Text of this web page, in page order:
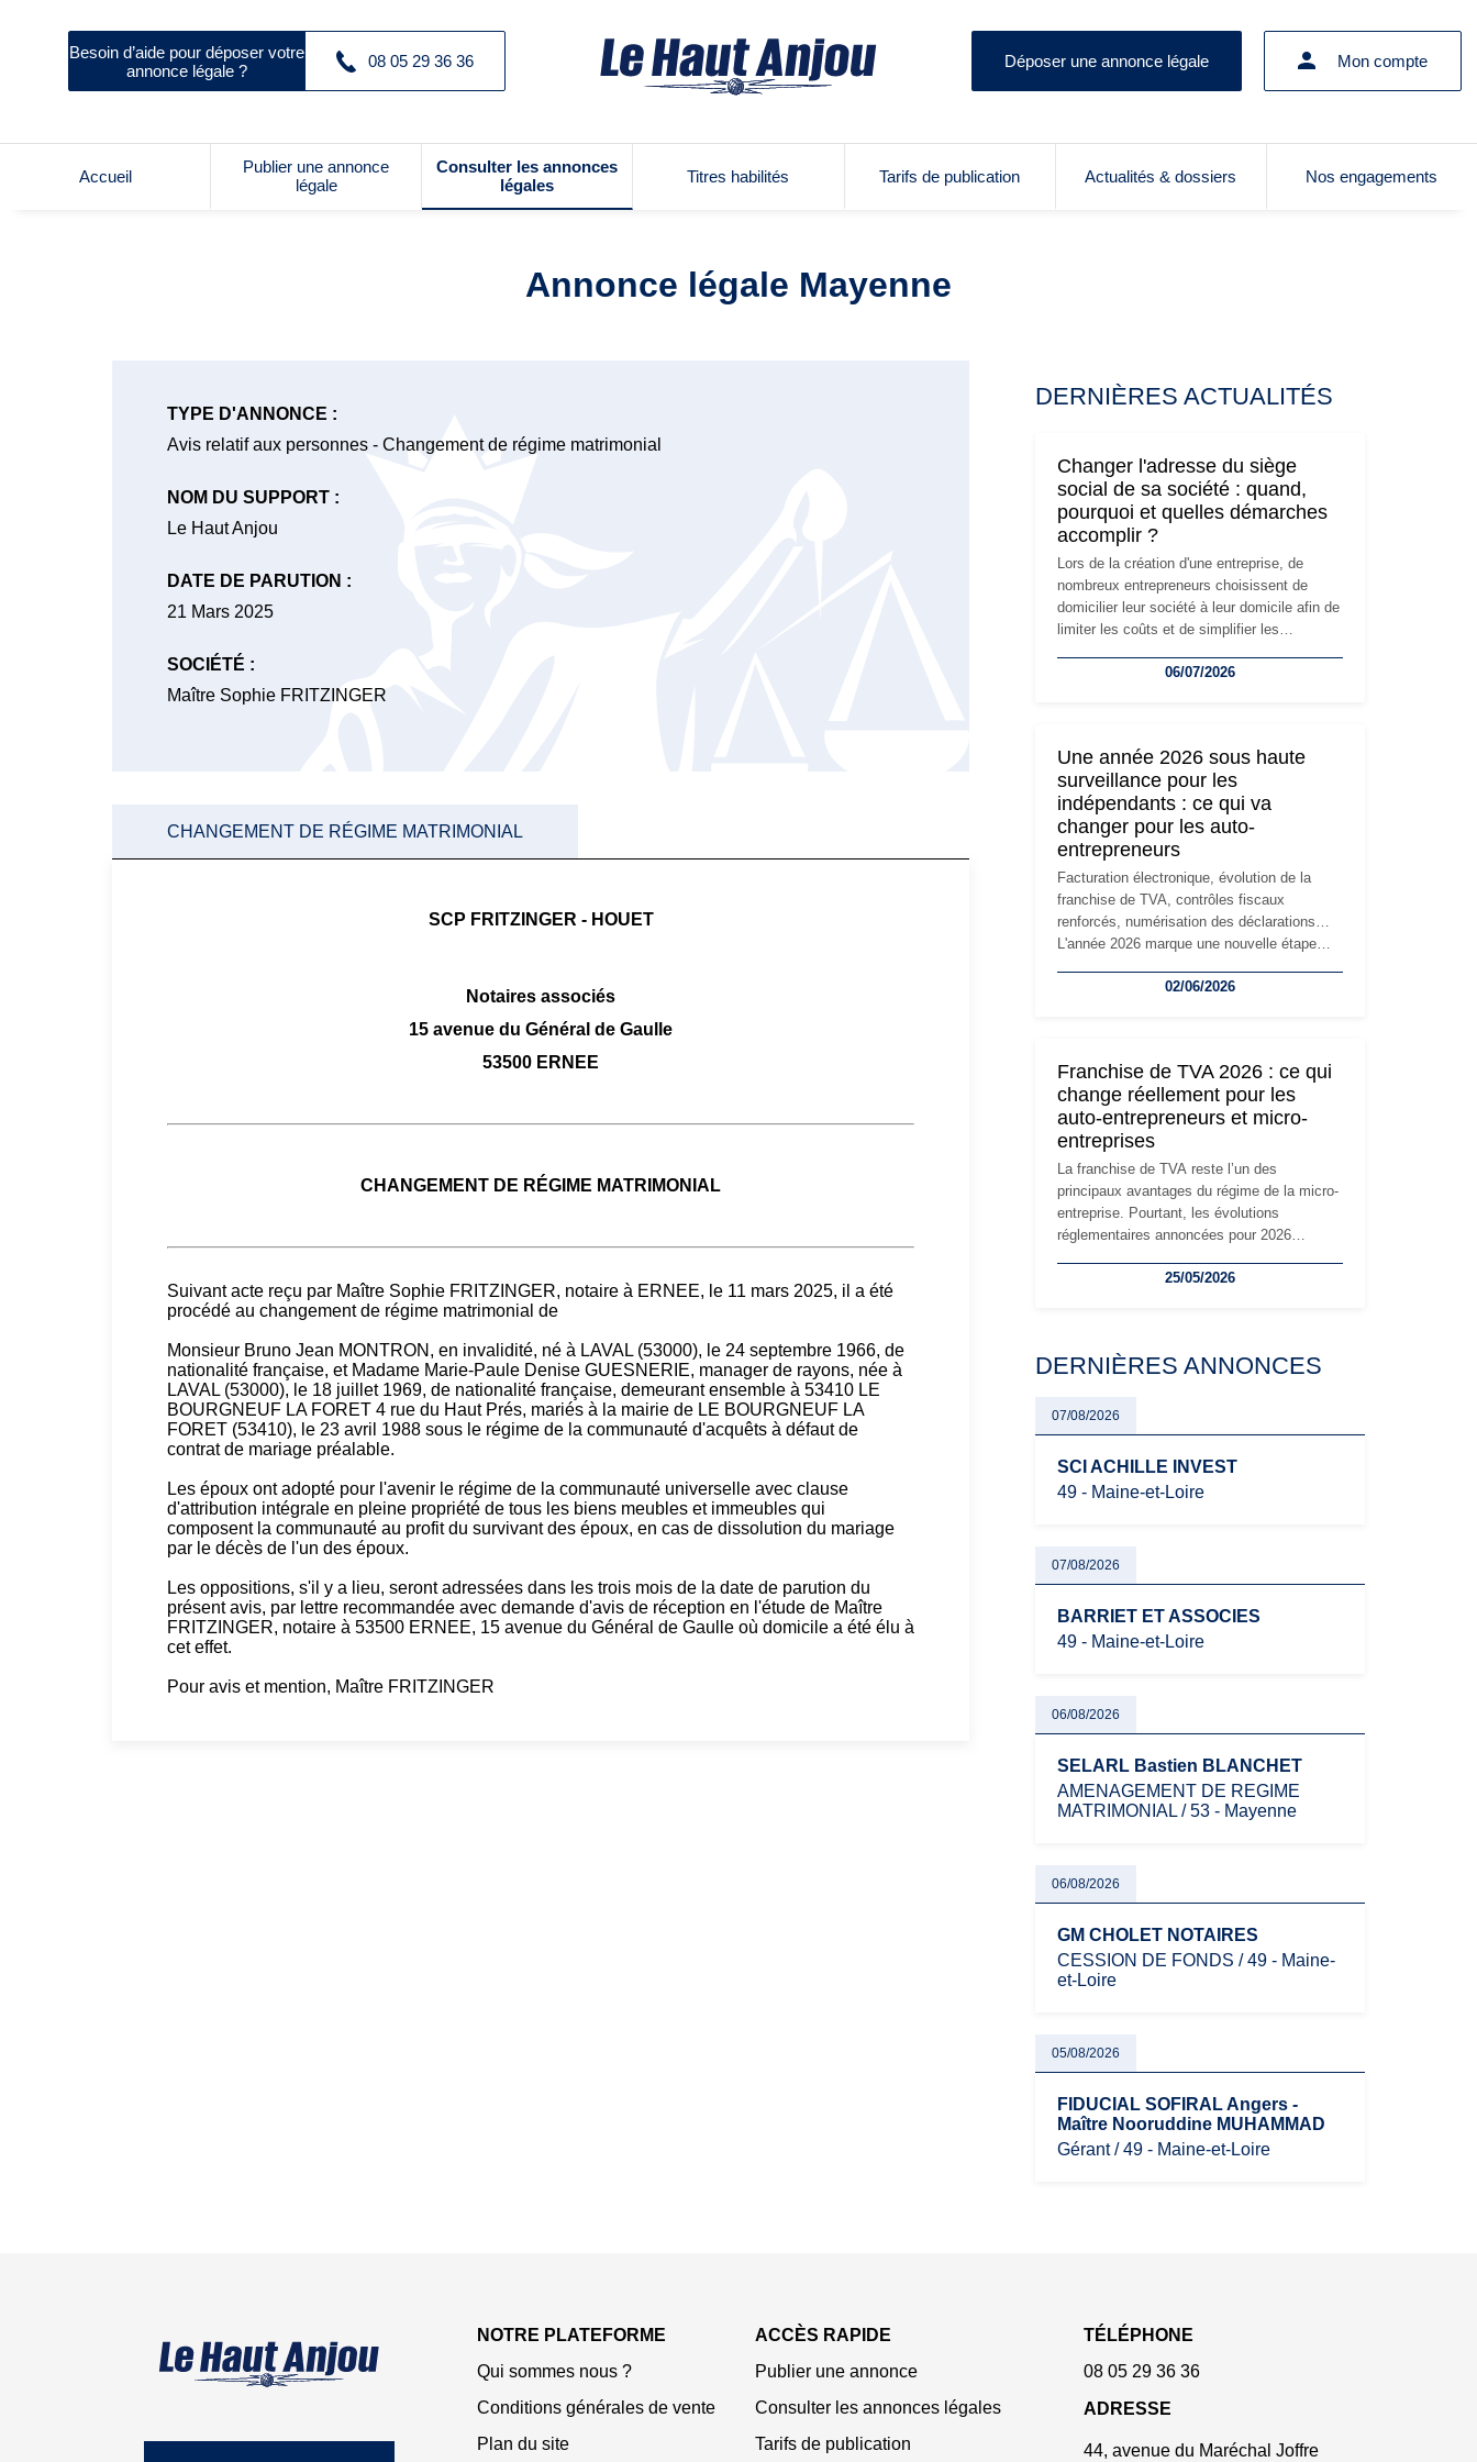
Besoin d’aide pour déposer votre
annonce légale ?
08 05 29 36 36 Déposer une annonce légale Mon compte
Accueil
Publier une annonce
légale
Consulter les annonces
légales
Titres habilités Tarifs de publication Actualités & dossiers Nos engagements
Annonce légale Mayenne
TYPE D'ANNONCE :
Avis relatif aux personnes - Changement de régime matrimonial
NOM DU SUPPORT :
Le Haut Anjou
DATE DE PARUTION :
21 Mars 2025
SOCIÉTÉ :
Maître Sophie FRITZINGER
CHANGEMENT DE RÉGIME MATRIMONIAL
SCP FRITZINGER - HOUET
Notaires associés
15 avenue du Général de Gaulle
53500 ERNEE
CHANGEMENT DE RÉGIME MATRIMONIAL
Suivant acte reçu par Maître Sophie FRITZINGER, notaire à ERNEE, le 11 mars 2025, il a été
procédé au changement de régime matrimonial de
Monsieur Bruno Jean MONTRON, en invalidité, né à LAVAL (53000), le 24 septembre 1966, de
nationalité française, et Madame Marie-Paule Denise GUESNERIE, manager de rayons, née à
LAVAL (53000), le 18 juillet 1969, de nationalité française, demeurant ensemble à 53410 LE
BOURGNEUF LA FORET 4 rue du Haut Prés, mariés à la mairie de LE BOURGNEUF LA
FORET (53410), le 23 avril 1988 sous le régime de la communauté d'acquêts à défaut de
contrat de mariage préalable.
Les époux ont adopté pour l'avenir le régime de la communauté universelle avec clause
d'attribution intégrale en pleine propriété de tous les biens meubles et immeubles qui
composent la communauté au profit du survivant des époux, en cas de dissolution du mariage
par le décès de l'un des époux.
Les oppositions, s'il y a lieu, seront adressées dans les trois mois de la date de parution du
présent avis, par lettre recommandée avec demande d'avis de réception en l'étude de Maître
FRITZINGER, notaire à 53500 ERNEE, 15 avenue du Général de Gaulle où domicile a été élu à
cet effet.
Pour avis et mention, Maître FRITZINGER
DERNIÈRES ACTUALITÉS
Changer l'adresse du siège
social de sa société : quand,
pourquoi et quelles démarches
accomplir ?
Lors de la création d'une entreprise, de
nombreux entrepreneurs choisissent de
domicilier leur société à leur domicile afin de
limiter les coûts et de simplifier les
l'activité, cette solution peut rapidement
siège social répond souvent à une nouvelle
étape de la vie de l'entreprise et implique
plusieurs formalités obligatoires.
06/07/2026
Une année 2026 sous haute
surveillance pour les
indépendants : ce qui va
changer pour les auto-
entrepreneurs
Facturation électronique, évolution de la
franchise de TVA, contrôles fiscaux
renforcés, numérisation des déclarations…
L'année 2026 marque une nouvelle étape
travailleurs indépendants. Si le régime de la
réglementaire plus exigeant. Décryptage des
principaux changements et des précautions
à prendre pour éviter les mauvaises
surprises.
02/06/2026
Franchise de TVA 2026 : ce qui
change réellement pour les
auto-entrepreneurs et micro-
entreprises
La franchise de TVA reste l’un des
principaux avantages du régime de la micro-
entreprise. Pourtant, les évolutions
réglementaires annoncées pour 2026
les auto-entrepreneurs, artisans et
évoluent dans un contexte de contrôle
oblige les indépendants à rester
particulièrement vigilants.
25/05/2026
DERNIÈRES ANNONCES
07/08/2026
SCI ACHILLE INVEST
49 - Maine-et-Loire
07/08/2026
BARRIET ET ASSOCIES
49 - Maine-et-Loire
06/08/2026
SELARL Bastien BLANCHET
AMENAGEMENT DE REGIME
MATRIMONIAL / 53 - Mayenne
06/08/2026
GM CHOLET NOTAIRES
CESSION DE FONDS / 49 - Maine-
et-Loire
05/08/2026
FIDUCIAL SOFIRAL Angers -
Maître Nooruddine MUHAMMAD
Gérant / 49 - Maine-et-Loire
NOTRE PLATEFORME
Qui sommes nous ?
Conditions générales de vente
Plan du site
ACCÈS RAPIDE
Publier une annonce
Consulter les annonces légales
Tarifs de publication
TÉLÉPHONE
08 05 29 36 36
ADRESSE
44, avenue du Maréchal Joffre